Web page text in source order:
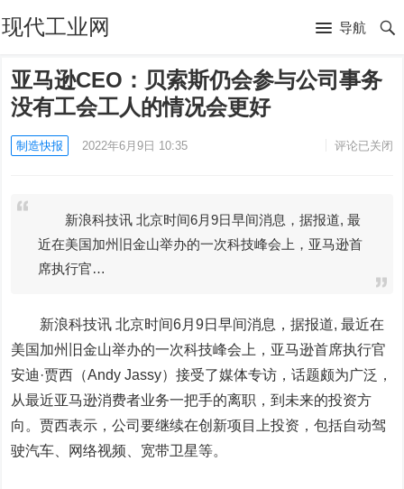
现代工业网 导航
亚马逊CEO：贝索斯仍会参与公司事务
没有工会工人的情况会更好
制造快报 2022年6月9日 10:35 评论已关闭
新浪科技讯 北京时间6月9日早间消息，据报道, 最
近在美国加州旧金山举办的一次科技峰会上，亚马逊首
席执行官…
新浪科技讯 北京时间6月9日早间消息，据报道, 最近在
美国加州旧金山举办的一次科技峰会上， 亚马逊首席执行官
安迪·贾西（Andy Jassy）接受了媒体专访，话题颇为广泛，
从最近亚马逊消费者业务一把手的离职，到未来的投资方
向。贾西表示，公司要继续在创新项目上投资，包括自动驾
驶汽车、网络视频、宽带卫星等。